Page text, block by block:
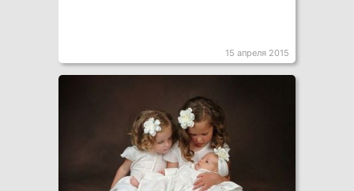
15 апреля 2015